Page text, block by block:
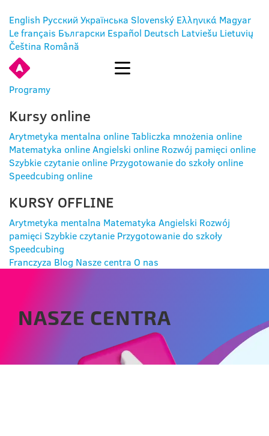
English Русский Українська Slovenský Ελληνικά Magyar
Le français Български Español Deutsch Latviešu Lietuvių
Čeština Română
Programy
Kursy online
Arytmetyka mentalna onlineTabliczka mnożenia online
Matematyka onlineAngielski online Rozwój pamięci online
Szybkie czytanie online Przygotowanie do szkoły online
Speedcubing online
KURSY OFFLINE
Arytmetyka mentalna Matematyka Angielski Rozwój
pamięci Szybkie czytanie Przygotowanie do szkoły
Speedcubing
Franczyza Blog Nasze centra O nas
NASZE CENTRA